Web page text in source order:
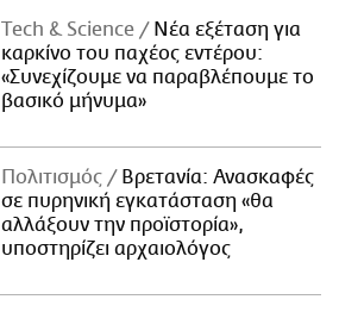
Τech & Science
Νέα εξέταση για
καρκίνο του παχέος εντέρου:
«Συνεχίζουμε να παραβλέπουμε το
βασικό μήνυμα»
Πολιτισμός
Βρετανία: Ανασκαφές
σε πυρηνική εγκατάσταση «θα
αλλάξουν την προϊστορία»,
υποστηρίζει αρχαιολόγος